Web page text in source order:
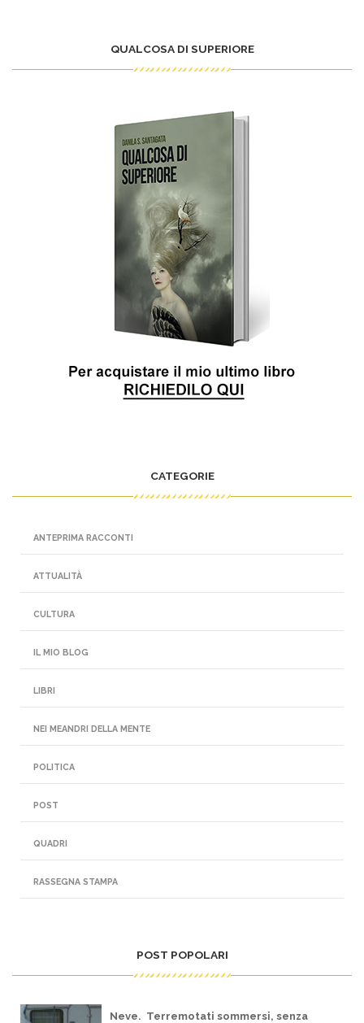
QUALCOSA DI SUPERIORE
CATEGORIE
ANTEPRIMA RACCONTI
ATTUALITÀ
CULTURA
IL MIO BLOG
LIBRI
NEI MEANDRI DELLA MENTE
POLITICA
POST
QUADRI
RASSEGNA STAMPA
POST POPOLARI
Neve. Terremotati sommersi, senza